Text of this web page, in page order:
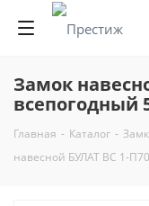
Замок
всепогодный
Главная - Каталог -
навесной БУЛАТ ВС 1-